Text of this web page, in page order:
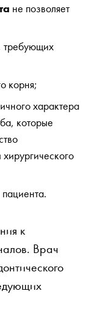
не позволяет
требующих
корня;
характера
которые
пациента.
к
Врач